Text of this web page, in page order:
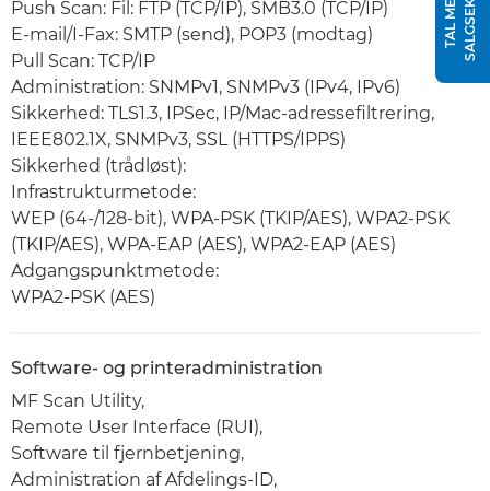
Push Scan: Fil: FTP (TCP/IP), SMB3.0 (TCP/IP)
E-mail/I-Fax: SMTP (send), POP3 (modtag)
Pull Scan: TCP/IP
Administration: SNMPv1, SNMPv3 (IPv4, IPv6)
Sikkerhed: TLS1.3, IPSec, IP/Mac-adressefiltrering,
IEEE802.1X, SNMPv3, SSL (HTTPS/IPPS)
Sikkerhed (trådløst):
Infrastrukturmetode:
WEP (64-/128-bit), WPA-PSK (TKIP/AES), WPA2-PSK
(TKIP/AES), WPA-EAP (AES), WPA2-EAP (AES)
Adgangspunktmetode:
WPA2-PSK (AES)
Software- og printeradministration
MF Scan Utility,
Remote User Interface (RUI),
Software til fjernbetjening,
Administration af Afdelings-ID,